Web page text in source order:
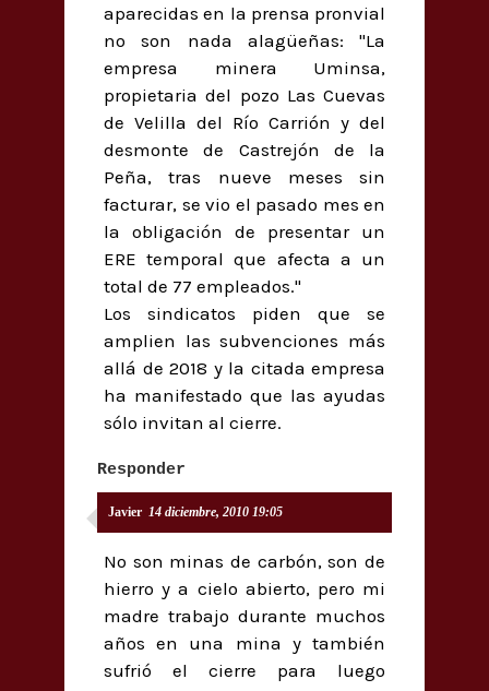
aparecidas en la prensa pronvial
no son nada alagüeñas: "La
empresa minera Uminsa,
propietaria del pozo Las Cuevas
de Velilla del Río Carrión y del
desmonte de Castrejón de la
Peña, tras nueve meses sin
facturar, se vio el pasado mes en
la obligación de presentar un
ERE temporal que afecta a un
total de 77 empleados."
Los sindicatos piden que se
amplien las subvenciones más
allá de 2018 y la citada empresa
ha manifestado que las ayudas
sólo invitan al cierre.
Responder
Javier 14 diciembre, 2010 19:05
No son minas de carbón, son de
hierro y a cielo abierto, pero mi
madre trabajo durante muchos
años en una mina y también
sufrió el cierre para luego